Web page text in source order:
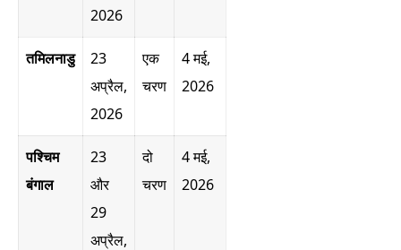
2026
तमिलनाडु
23
अप्रैल,
2026
एक
चरण
4 मई,
2026
पश्चिम
बंगाल
23
और
29
अप्रैल,
दो
चरण
4 मई,
2026